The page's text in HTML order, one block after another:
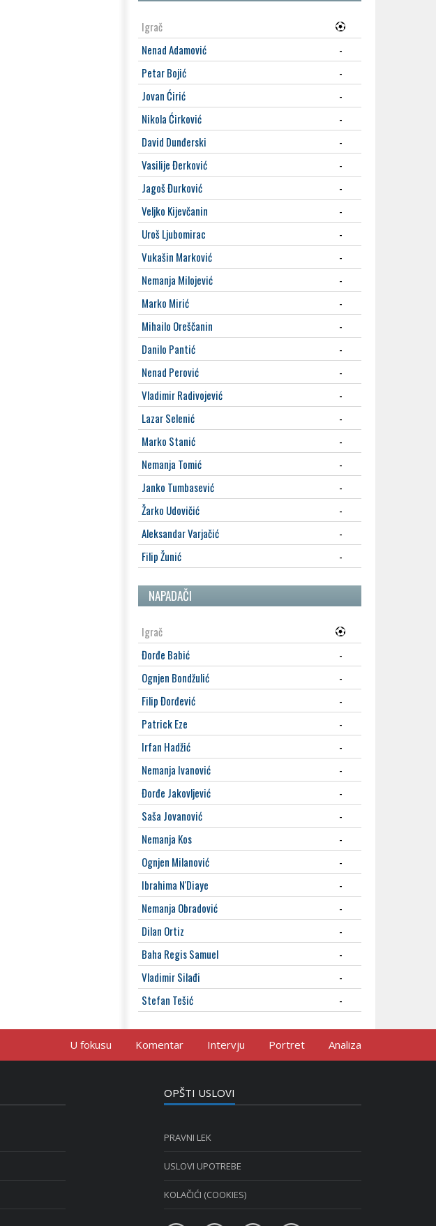
Igrač
Nenad Adamović
-
Petar Bojić
-
Jovan Ćirić
-
Nikola Ćirković
-
David Dunđerski
-
Vasilije Đerković
-
Jagoš Đurković
-
Veljko Kijevčanin
-
Uroš Ljubomirac
-
Vukašin Marković
-
Nemanja Milojević
-
Marko Mirić
-
Mihailo Oreščanin
-
Danilo Pantić
-
Nenad Perović
-
Vladimir Radivojević
-
Lazar Selenić
-
Marko Stanić
-
Nemanja Tomić
-
Janko Tumbasević
-
Žarko Udovičić
-
Aleksandar Varjačić
-
Filip Žunić
-
NAPADAČI
Igrač
Đorđe Babić
-
Ognjen Bondžulić
-
Filip Đorđević
-
Patrick Eze
-
Irfan Hadžić
-
Nemanja Ivanović
-
Đorđe Jakovljević
-
Saša Jovanović
-
Nemanja Kos
-
Ognjen Milanović
-
Ibrahima N'Diaye
-
Nemanja Obradović
-
Dilan Ortiz
-
Baha Regis Samuel
-
Vladimir Silađi
-
Stefan Tešić
-
U fokusu Komentar Intervju Portret Analiza
OPŠTI USLOVI
PRAVNI LEK
USLOVI UPOTREBE
KOLAČIĆI (COOKIES)